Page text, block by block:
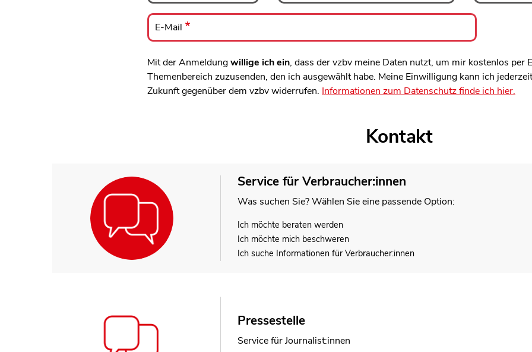
E-
Mail
E-Mail
Mit der Anmeldungwillige ich ein, dass der vzbv meine Daten nutzt, um mir kostenlos per
Themenbereich zuzusenden, den ich ausgewählt habe. Meine Einwilligung kann ich
Zukunft gegenüber dem vzbv widerrufen. Informationen zum Datenschutz finde ich hier.
Kontakt
Service für Verbraucher:innen
Was suchen Sie? Wählen Sie eine passende Option:
Ich möchte beraten werden
Ich möchte mich beschweren
Ich suche Informationen für Verbraucher:innen
Pressestelle
Service für Journalist:innen
Lina Ehrig
Leiterin Team Digitales und Medien